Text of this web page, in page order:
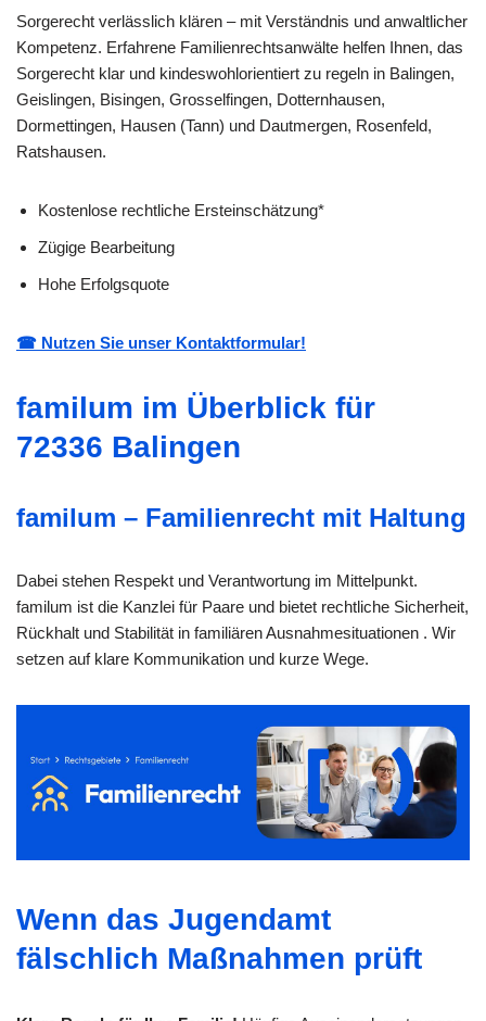
Sorgerecht verlässlich klären – mit Verständnis und anwaltlicher
Kompetenz. Erfahrene Familienrechtsanwälte helfen Ihnen, das
Sorgerecht klar und kindeswohlorientiert zu regeln in Balingen,
Geislingen, Bisingen, Grosselfingen, Dotternhausen,
Dormettingen, Hausen (Tann) und Dautmergen, Rosenfeld,
Ratshausen.
Kostenlose rechtliche Ersteinschätzung*
Zügige Bearbeitung
Hohe Erfolgsquote
☎ Nutzen Sie unser Kontaktformular!
familum im Überblick für
72336 Balingen
familum – Familienrecht mit Haltung
Dabei stehen Respekt und Verantwortung im Mittelpunkt.
familum ist die Kanzlei für Paare und bietet rechtliche Sicherheit,
Rückhalt und Stabilität in familiären Ausnahmesituationen . Wir
setzen auf klare Kommunikation und kurze Wege.
Wenn das Jugendamt
fälschlich Maßnahmen prüft